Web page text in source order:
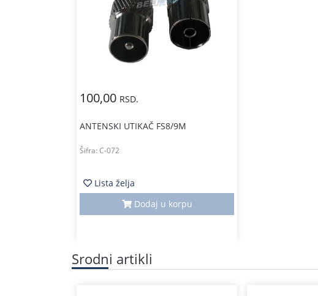
100,00 RSD.
ANTENSKI UTIKAČ FS8/9M
Šifra:C-072
Lista želja
Dodaj u korpu
Srodni artikli